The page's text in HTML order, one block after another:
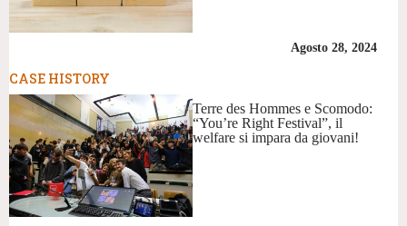
Agosto 28, 2024
CASE HISTORY
Terre des Hommes e Scomodo:
“You’re Right Festival”, il
welfare si impara da giovani!